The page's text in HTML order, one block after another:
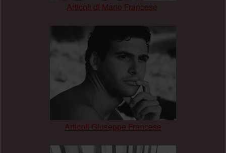
Articoli di Mario Francese
Articoli Giuseppe Francese